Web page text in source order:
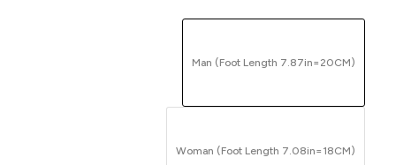
Man (Foot Length 7.87in=20CM)
Woman (Foot Length 7.08in=18CM)